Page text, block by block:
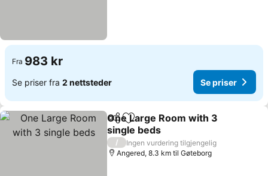
Fra 983 kr
Se priser fra 2 nettsteder Se priser
Del Legg til i favoritter
One Large Room with 3
single beds
/
Ingen vurdering tilgjengelig
Angered, 8.3 km til Gøteborg